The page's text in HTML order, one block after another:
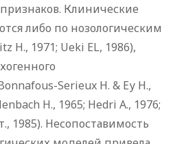
Клинические
либо по нозологическим
Н., 1971; Ueki EL, 1986),
Serieux Н. & Еу Н.,
H., 1965; Hedri A., 1976;
1985). Несопоставимость